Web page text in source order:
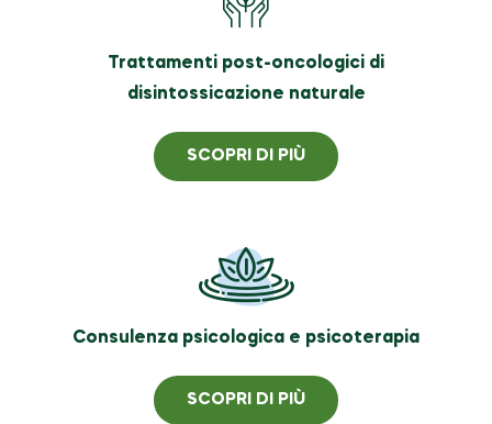
Trattamenti post-oncologici di
disintossicazione naturale
SCOPRI DI PIÙ
Consulenza psicologica e psicoterapia
SCOPRI DI PIÙ